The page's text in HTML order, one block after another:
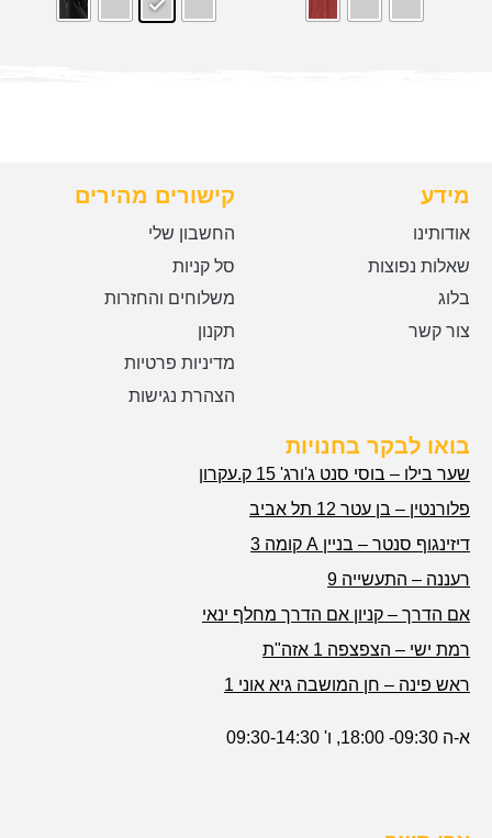
מידע
אודותינו
שאלות נפוצות
בלוג
צור קשר
קישורים מהירים
החשבון שלי
סל קניות
משלוחים והחזרות
תקנון
מדיניות פרטיות
הצהרת נגישות
בואו לבקר בחנויות
שער בילו – בוסי סנט ג'ורג' 15 ק.עקרון
פלורנטין – בן עטר 12 תל אביב
דיזינגוף סנטר – בניין A קומה 3
רעננה – התעשייה 9
אם הדרך – קניון אם הדרך מחלף ינאי
רמת ישי – הצפצפה 1 אזה"ת
ראש פינה – חן המושבה גיא אוני 1
א-ה 09:30- 18:00, ו' 09:30-14:30